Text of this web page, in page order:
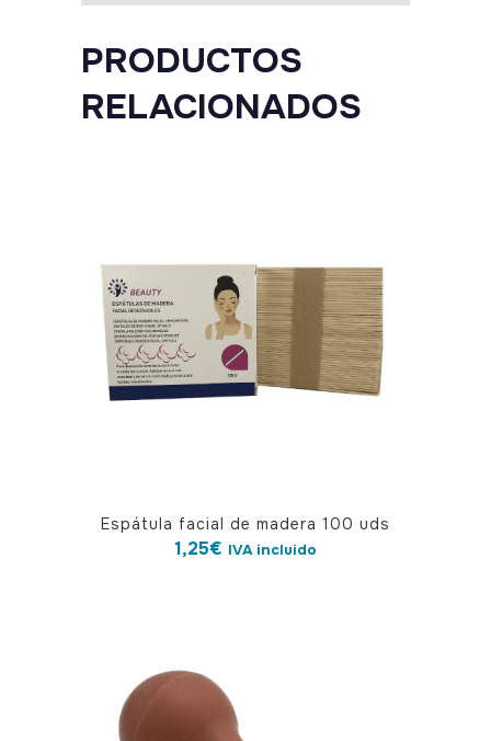
PRODUCTOS
RELACIONADOS
Espátula facial de madera 100 uds
1,25€ IVA incluido